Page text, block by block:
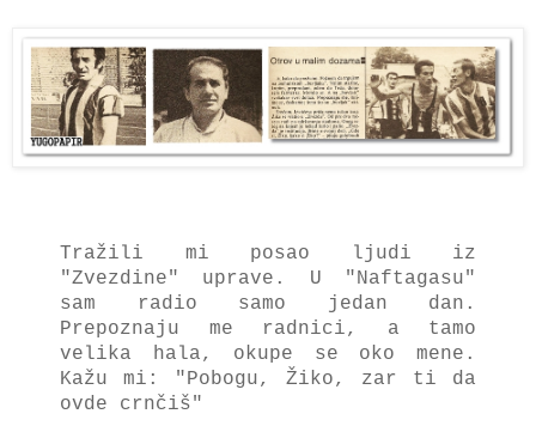
Tražili mi posao ljudi iz
"Zvezdine" uprave. U "Naftagasu"
sam radio samo jedan dan.
Prepoznaju me radnici, a tamo
velika hala, okupe se oko mene.
Kažu mi: "Pobogu, Žiko, zar ti da
ovde crnčiš"